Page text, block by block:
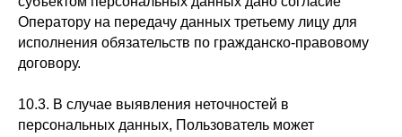
Оператору на передачу данных третьему лицу для
исполнения обязательств по гражданско-правовому
договору.
10.3. В случае выявления неточностей в
персональных данных, Пользователь может